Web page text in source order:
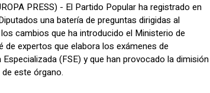
PRESS) - El Partido Popular ha registrado en
una batería de preguntas dirigidas al
cambios que ha introducido el Ministerio de
de expertos que elabora los exámenes de
(FSE) y que han provocado la dimisión
este órgano.